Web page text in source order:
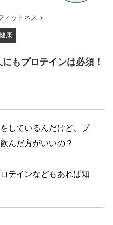
ィットネス >
康
もプロテインは必須！
しているんだけど、プ
んだ方がいいの？
テインなどもあれば知